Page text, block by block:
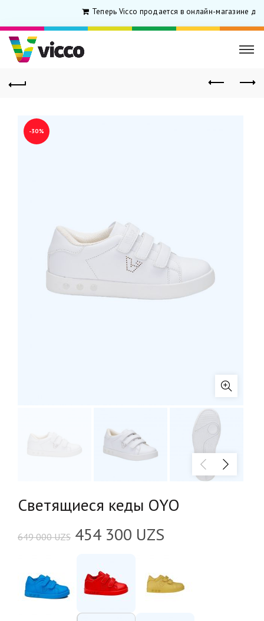
Теперь Vicco продается в онлайн-магазине для
-30%
Светящиеся кеды OYO
649 000UZS 454 300 UZS